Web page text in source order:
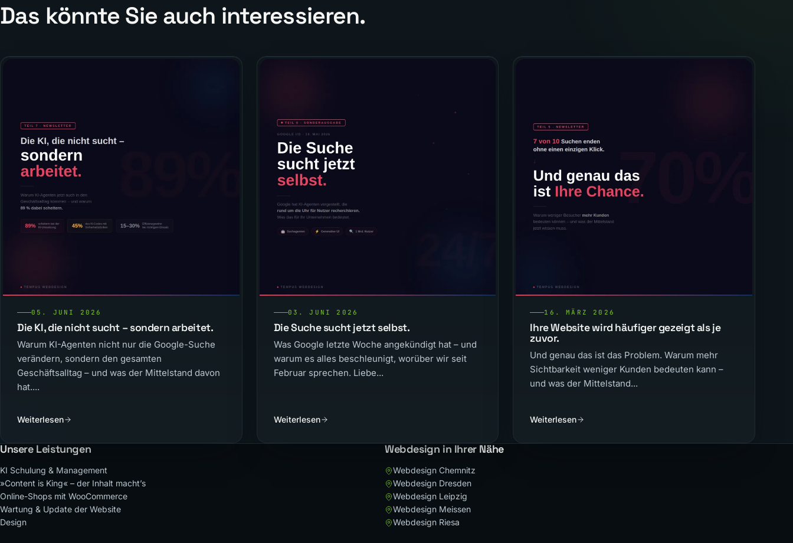
Das könnte Sie auch interessieren.
05. JUNI 2026
Die KI, die nicht sucht – sondern arbeitet.
Warum KI-Agenten nicht nur die Google-Suche
verändern, sondern den gesamten
Geschäftsalltag – und was der Mittelstand davon
hat....
Weiterlesen
03. JUNI 2026
Die Suche sucht jetzt selbst.
Was Google letzte Woche angekündigt hat – und
warum es alles beschleunigt, worüber wir seit
Februar sprechen. Liebe...
Weiterlesen
16. MÄRZ 2026
Ihre Website wird häufiger gezeigt als je
zuvor.
Und genau das ist das Problem. Warum mehr
Sichtbarkeit weniger Kunden bedeuten kann –
und was der Mittelstand...
Weiterlesen
Unsere Leistungen
KI Schulung & Management
»Content is King« – der Inhalt macht’s
Online-Shops mit WooCommerce
Wartung & Update der Website
Design
Webdesign in Ihrer Nähe
Webdesign Chemnitz
Webdesign Dresden
Webdesign Leipzig
Webdesign Meissen
Webdesign Riesa